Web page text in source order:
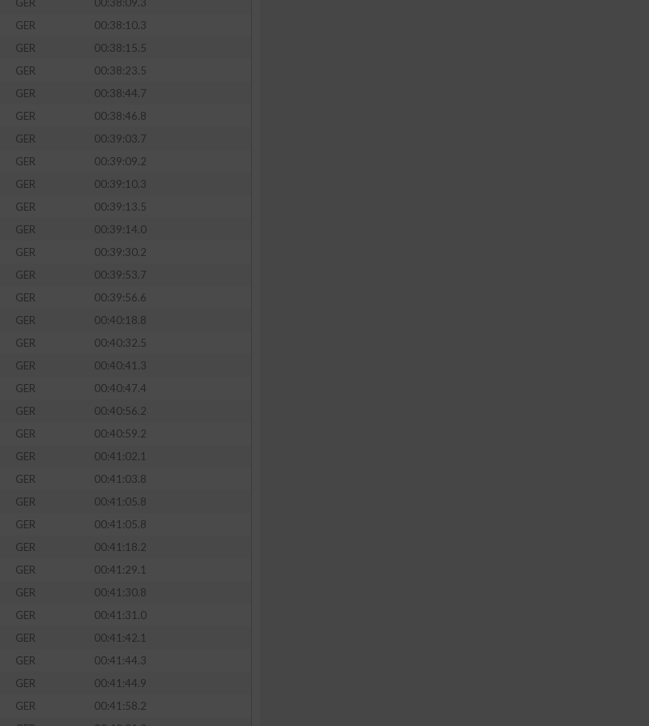
GER
00:38:10.3
GER
00:38:15.5
GER
00:38:23.5
GER
00:38:44.7
GER
00:38:46.8
GER
00:39:03.7
GER
00:39:09.2
GER
00:39:10.3
GER
00:39:13.5
GER
00:39:14.0
GER
00:39:30.2
GER
00:39:53.7
GER
00:39:56.6
GER
00:40:18.8
GER
00:40:32.5
GER
00:40:41.3
GER
00:40:47.4
GER
00:40:56.2
GER
00:40:59.2
GER
00:41:02.1
GER
00:41:03.8
GER
00:41:05.8
GER
00:41:05.8
GER
00:41:18.2
GER
00:41:29.1
GER
00:41:30.8
GER
00:41:31.0
GER
00:41:42.1
GER
00:41:44.3
GER
00:41:44.9
GER
00:41:58.2